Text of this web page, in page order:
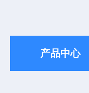
产品中心